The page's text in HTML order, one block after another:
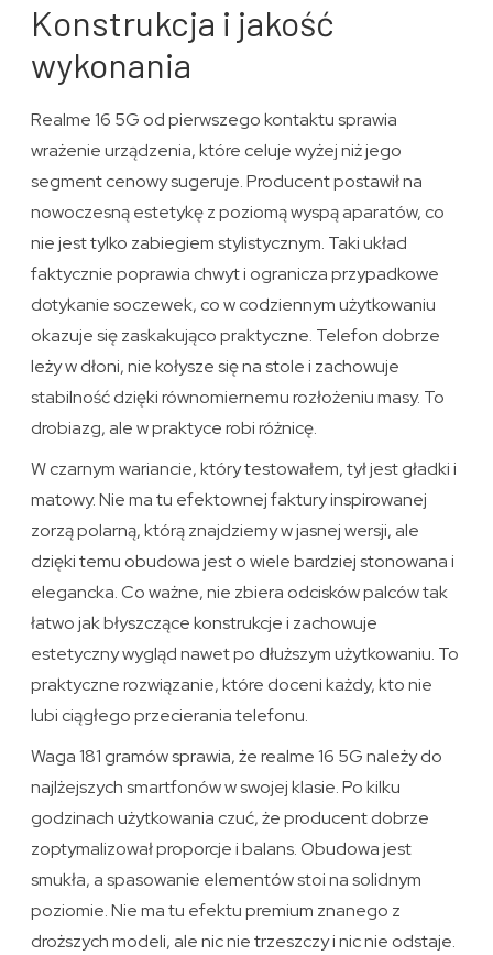
Konstrukcja i jakość
wykonania
Realme 16 5G od pierwszego kontaktu sprawia
wrażenie urządzenia, które celuje wyżej niż jego
segment cenowy sugeruje. Producent postawił na
nowoczesną estetykę z poziomą wyspą aparatów, co
nie jest tylko zabiegiem stylistycznym. Taki układ
faktycznie poprawia chwyt i ogranicza przypadkowe
dotykanie soczewek, co w codziennym użytkowaniu
okazuje się zaskakująco praktyczne. Telefon dobrze
leży w dłoni, nie kołysze się na stole i zachowuje
stabilność dzięki równomiernemu rozłożeniu masy. To
drobiazg, ale w praktyce robi różnicę.
W czarnym wariancie, który testowałem, tył jest gładki i
matowy. Nie ma tu efektownej faktury inspirowanej
zorzą polarną, którą znajdziemy w jasnej wersji, ale
dzięki temu obudowa jest o wiele bardziej stonowana i
elegancka. Co ważne, nie zbiera odcisków palców tak
łatwo jak błyszczące konstrukcje i zachowuje
estetyczny wygląd nawet po dłuższym użytkowaniu. To
praktyczne rozwiązanie, które doceni każdy, kto nie
lubi ciągłego przecierania telefonu.
Waga 181 gramów sprawia, że realme 16 5G należy do
najlżejszych smartfonów w swojej klasie. Po kilku
godzinach użytkowania czuć, że producent dobrze
zoptymalizował proporcje i balans. Obudowa jest
smukła, a spasowanie elementów stoi na solidnym
poziomie. Nie ma tu efektu premium znanego z
droższych modeli, ale nic nie trzeszczy i nic nie odstaje.